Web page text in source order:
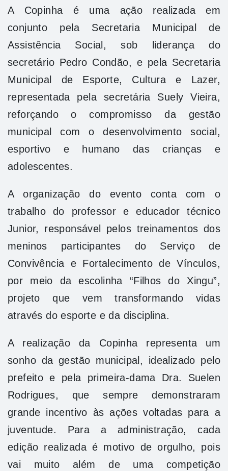
A Copinha é uma ação realizada em
conjunto pela Secretaria Municipal de
Assistência Social, sob liderança do
secretário Pedro Condão, e pela Secretaria
Municipal de Esporte, Cultura e Lazer,
representada pela secretária Suely Vieira,
reforçando o compromisso da gestão
municipal com o desenvolvimento social,
esportivo e humano das crianças e
adolescentes.
A organização do evento conta com o
trabalho do professor e educador técnico
Junior, responsável pelos treinamentos dos
meninos participantes do Serviço de
Convivência e Fortalecimento de Vínculos,
por meio da escolinha “Filhos do Xingu”,
projeto que vem transformando vidas
através do esporte e da disciplina.
A realização da Copinha representa um
sonho da gestão municipal, idealizado pelo
prefeito e pela primeira-dama Dra. Suelen
Rodrigues, que sempre demonstraram
grande incentivo às ações voltadas para a
juventude. Para a administração, cada
edição realizada é motivo de orgulho, pois
vai muito além de uma competição